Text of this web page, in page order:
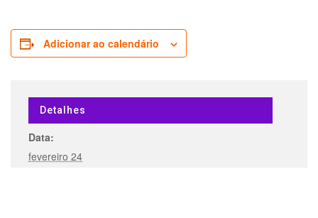
Adicionar ao calendário
Detalhes
Data:
fevereiro 24